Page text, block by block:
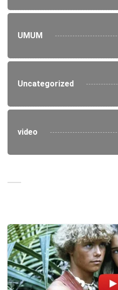
UMUM
Uncategorized
video